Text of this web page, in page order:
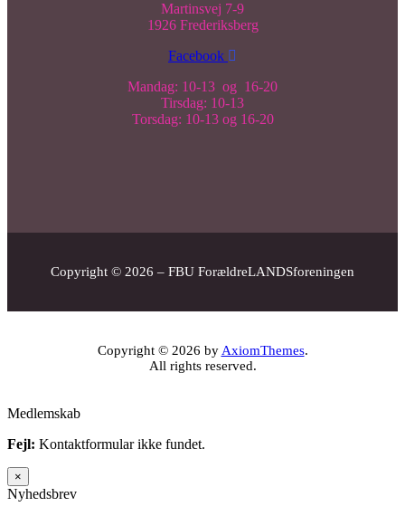
Martinsvej 7-9
1926 Frederiksberg
Facebook
Mandag: 10-13 og 16-20
Tirsdag: 10-13
Torsdag: 10-13 og 16-20
Copyright © 2026 – FBU ForældreLANDSforeningen
Copyright © 2026 by AxiomThemes.
All rights reserved.
Medlemskab
Fejl: Kontaktformular ikke fundet.
×
Nyhedsbrev